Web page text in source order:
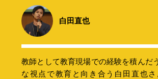
白田直也
教師として教育現場での経験を積んだ
な視点で教育と向き合う白田直也さ